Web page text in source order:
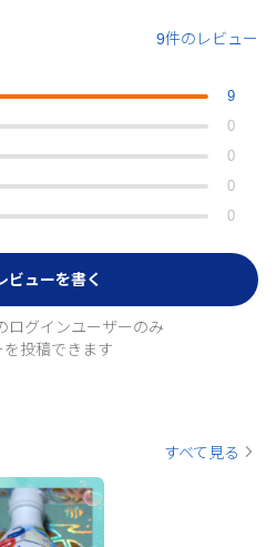
9件のレビュー
9
0
0
0
0
ビューを書く
ログインユーザーのみ
を投稿できます
すべて見る